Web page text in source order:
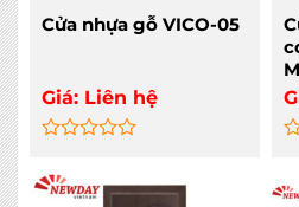
Cửa nhựa gỗ VICO-05
Giá: Liên hệ
0
out